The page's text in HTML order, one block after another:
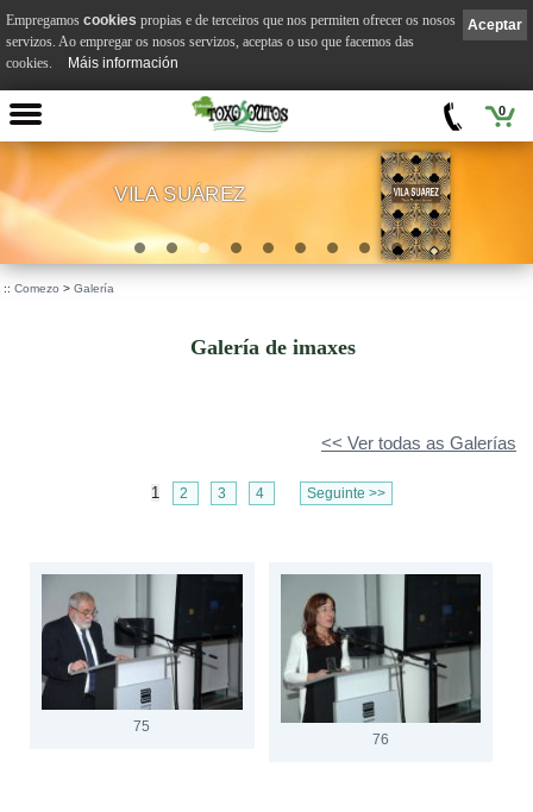
0
VILA SUÁREZ
:: Comezo > Galería
Galería de imaxes
<< Ver todas as Galerías
1 2 3 4 Seguinte >>
75
76
Aceptar
Empregamos cookies propias e de terceiros que nos permiten ofrecer os nosos
servizos. Ao empregar os nosos servizos, aceptas o uso que facemos das
cookies.
Máis información